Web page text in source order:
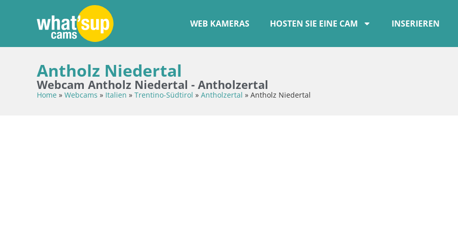
WEB KAMERAS HOSTEN SIE EINE CAM INSERIEREN
Antholz Niedertal
Webcam Antholz Niedertal - Antholzertal
Home » Webcams » Italien » Trentino-Südtirol » Antholzertal » Antholz Niedertal